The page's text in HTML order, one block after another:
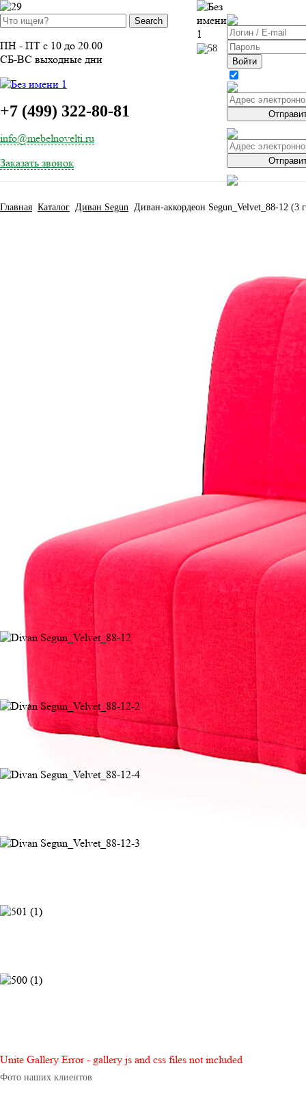
Войти
ЗАБЫЛИ
ЗАБЫЛИ
ПН - ПТ с 10 до 20.00
СБ-ВС выходные дни
+7 (499) 322-80-81
info@mebelnovelti.ru
Заказать звонок
Главная Каталог Диван Segun Диван-аккордеон Segun_Velvet_88-12 (3
Unite Gallery Error - gallery js and css files not included
Фото наших клиентов